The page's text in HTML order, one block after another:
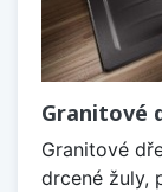
Granitové
Granitové
drcené žuly,